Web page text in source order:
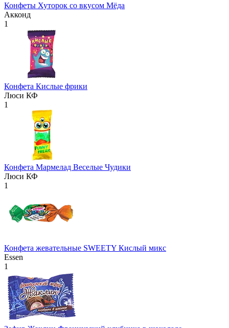
Конфеты Хуторок со вкусом Мёда
Акконд
1
Конфета Кислые фрики
Люси КФ
1
Конфета Мармелад Веселые Чудики
Люси КФ
1
Конфета жевательные SWEETY Кислый микс
Essen
1